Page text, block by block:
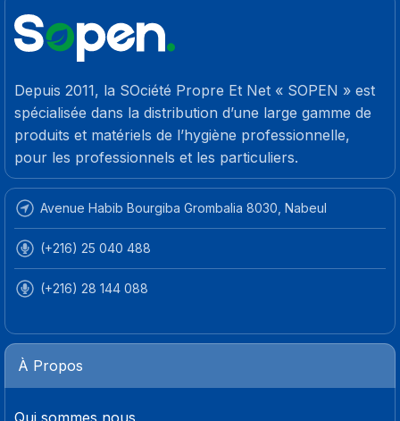
Depuis 2011, la SOciété Propre Et Net « SOPEN » est
spécialisée dans la distribution d’une large gamme de
produits et matériels de l’hygiène professionnelle,
pour les professionnels et les particuliers.
Avenue Habib Bourgiba Grombalia 8030, Nabeul
(+216) 25 040 488
(+216) 28 144 088
À Propos
Qui sommes nous